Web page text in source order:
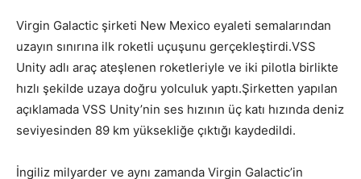
Virgin Galactic şirketi New Mexico eyaleti semalarından
uzayın sınırına ilk roketli uçuşunu gerçekleştirdi.VSS
Unity adlı araç ateşlenen roketleriyle ve iki pilotla birlikte
hızlı şekilde uzaya doğru yolculuk yaptı.Şirketten yapılan
açıklamada VSS Unity’nin ses hızının üç katı hızında deniz
seviyesinden 89 km yüksekliğe çıktığı kaydedildi.
İngiliz milyarder ve aynı zamanda Virgin Galactic’in